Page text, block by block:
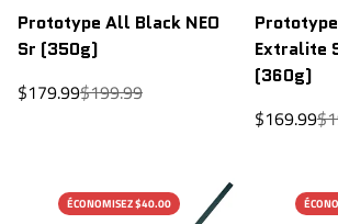
Prototype All Black NEO
Sr (350g)
Prix
$179.99Prix
$199.99
Extralite
(360g)
$169.99
ÉCONOMISEZ $40.00